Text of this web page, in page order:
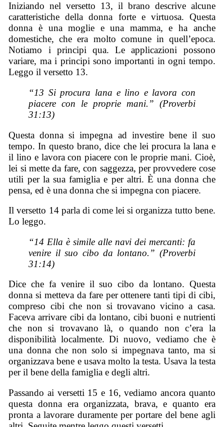
Iniziando nel versetto 13, il brano descrive alcune
caratteristiche della donna forte e virtuosa. Questa
donna è una moglie e una mamma, e ha anche
domestiche, che era molto comune in quell’epoca.
Notiamo i principi qua. Le applicazioni possono
variare, ma i principi sono importanti in ogni tempo.
Leggo il versetto 13.
“13 Si procura lana e lino e lavora con
piacere con le proprie mani.” (Proverbi
31:13)
Questa donna si impegna ad investire bene il suo
tempo. In questo brano, dice che lei procura la lana e
il lino e lavora con piacere con le proprie mani. Cioè,
lei si mette da fare, con saggezza, per provvedere cose
utili per la sua famiglia e per altri. È una donna che
pensa, ed è una donna che si impegna con piacere.
Il versetto 14 parla di come lei si organizza tutto bene.
Lo leggo.
“14 Ella è simile alle navi dei mercanti: fa
venire il suo cibo da lontano.” (Proverbi
31:14)
Dice che fa venire il suo cibo da lontano. Questa
donna si metteva da fare per ottenere tanti tipi di cibi,
compreso cibi che non si trovavano vicino a casa.
Faceva arrivare cibi da lontano, cibi buoni e nutrienti
che non si trovavano là, o quando non c’era la
disponibilità localmente. Di nuovo, vediamo che è
una donna che non solo si impegnava tanto, ma si
organizzava bene e usava molto la testa. Usava la testa
per il bene della famiglia e degli altri.
Passando ai versetti 15 e 16, vediamo ancora quanto
questa donna era organizzata, brava, e quanto era
pronta a lavorare duramente per portare del bene agli